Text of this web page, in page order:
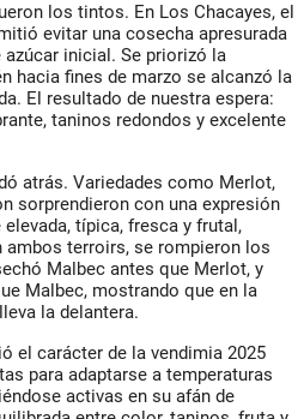
los tintos. En Los Chacayes, el
evitar una cosecha apresurada
inicial. Se priorizó la
hacia fines de marzo se alcanzó la
El resultado de nuestra espera:
taninos redondos y excelente
atrás. Variedades como Merlot,
sorprendieron con una expresión
típica, fresca y frutal,
ambos terroirs, se rompieron los
Malbec antes que Merlot, y
Malbec, mostrando que en la
la delantera.
el carácter de la vendimia 2025
para adaptarse a temperaturas
activas en su afán de